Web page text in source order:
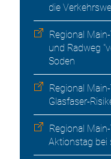
die
Regional
und Radweg
Soden
Regional
Glasfaser-
Regional
Aktionstag bei